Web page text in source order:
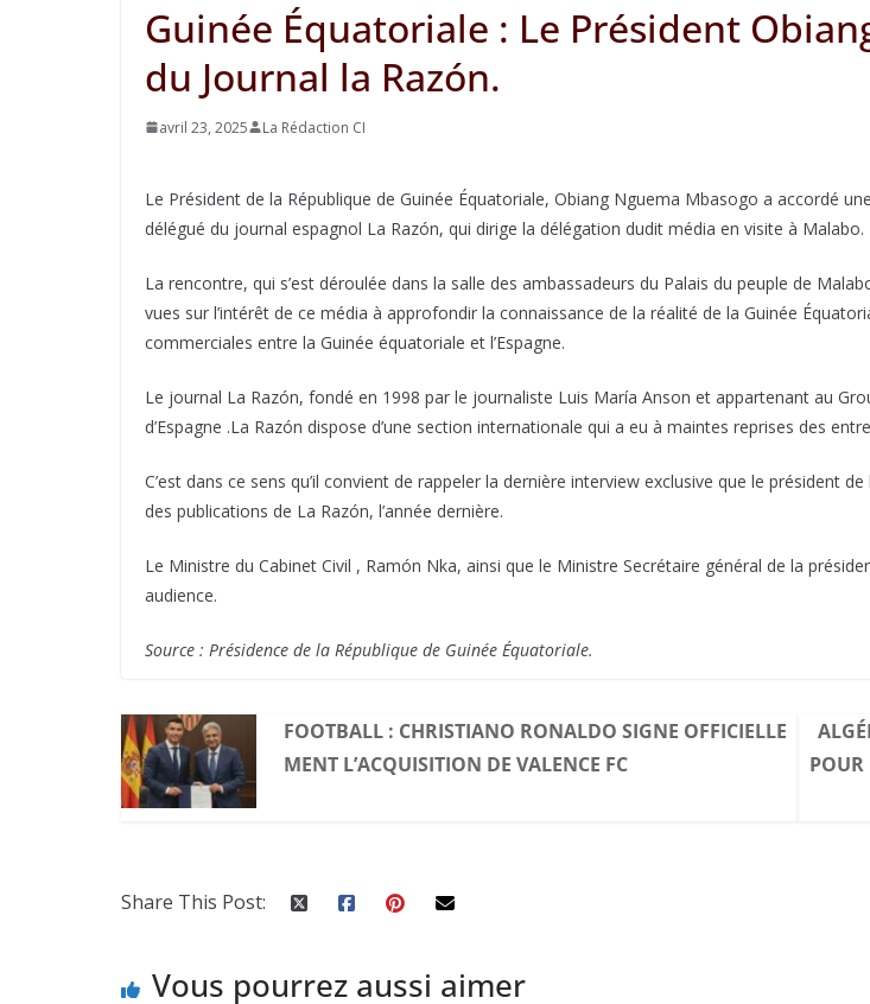
Guinée Équatoriale : Le Président
du Journal la Razón.
avril 23, 2025 La Rédaction CI
Le Président de la République de Guinée Équatoriale, Obiang Nguema Mbasogo a accordé
délégué du journal espagnol La Razón, qui dirige la délégation dudit média en visite à Malabo.
La rencontre, qui s’est déroulée dans la salle des ambassadeurs du Palais du peuple de
vues sur l’intérêt de ce média à approfondir la connaissance de la réalité de la Guinée
commerciales entre la Guinée équatoriale et l’Espagne.
Le journal La Razón, fondé en 1998 par le journaliste Luis María Anson et appartenant au
d’Espagne .La Razón dispose d’une section internationale qui a eu à maintes reprises des
C’est dans ce sens qu’il convient de rappeler la dernière interview exclusive que le président
des publications de La Razón, l’année dernière.
Le Ministre du Cabinet Civil , Ramón Nka, ainsi que le Ministre Secrétaire général de la
audience.
Source : Présidence de la République de Guinée Équatoriale.
FOOTBALL : CHRISTIANO RONALDO SIGNE OFFICIELLE
MENT L’ACQUISITION DE VALENCE FC
POUR
Share This Post:
Vous pourrez aussi aimer